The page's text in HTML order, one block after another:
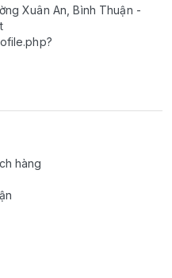
Xuân An, Bình Thuận -
hàng